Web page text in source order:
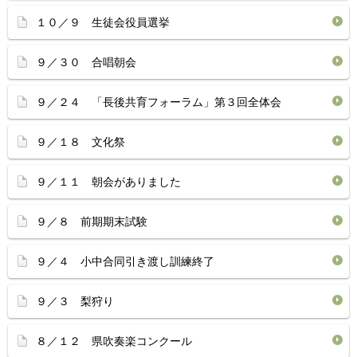
１０／９ 生徒会役員選挙
９／３０ 合唱朝会
９／２４ 「長後共育フォーラム」第３回全体会
９／１８ 文化祭
９／１１ 朝会がありました
９／８ 前期期末試験
９／４ 小中合同引き渡し訓練終了
９／３ 梨狩り
８／１２ 県吹奏楽コンクール